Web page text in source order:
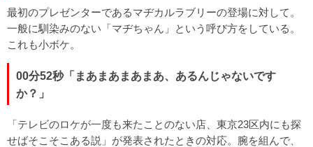
最初のプレゼンターであるマヂカルラブリーの登場に対して。
一般に馴染みのない「マヂちゃん」という呼び方をしている。
これも小ボケ。
00分52秒「まあまあまあまあ、あるんじゃないです
か？」
「テレビのロケが一度も来たことのない店、東京23区内にも探
せばそこそこある説」が発表されたときの対応。腕を組んで、